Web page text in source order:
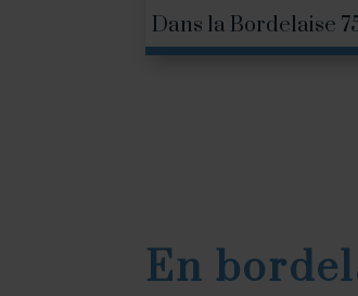
Dans la Bordelaise
En